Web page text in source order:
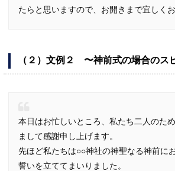
たらと思いますので、お開きまで宜しく
（２）文例２ 〜神前式の場合のス
本日はお忙しいところ、私たち二人のた
まして感謝申し上げます。
先ほど私たちは○○神社の神聖なる神前に
誓いを立ててまいりました。